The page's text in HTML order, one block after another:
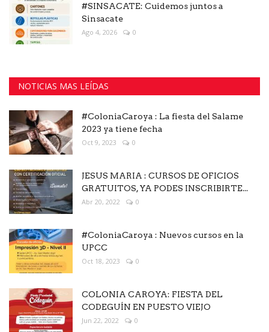
#SINSACATE: Cuidemos juntos a
Sinsacate
Ago 4, 2026 0
NOTICIAS MAS LEÍDAS
#ColoniaCaroya : La fiesta del Salame
2023 ya tiene fecha
Oct 9, 2023 0
JESUS MARIA : CURSOS DE OFICIOS
GRATUITOS, YA PODES INSCRIBIRTE...
Abr 20, 2022 0
#ColoniaCaroya : Nuevos cursos en la
UPCC
Oct 18, 2023 0
COLONIA CAROYA: FIESTA DEL
CODEGUÍN EN PUESTO VIEJO
Jun 22, 2022 0